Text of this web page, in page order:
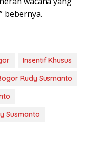
bebernya.
Insentif Khusus
Rudy Susmanto
Susmanto